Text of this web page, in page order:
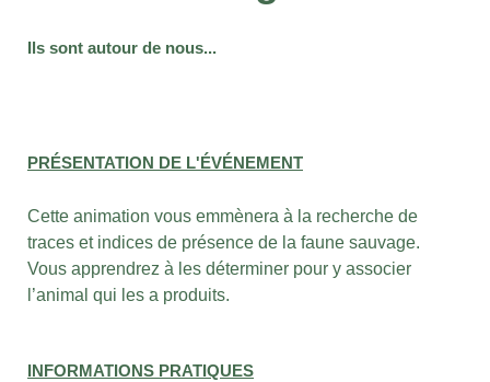
Ils sont autour de nous...
PRÉSENTATION DE L'ÉVÉNEMENT
Cette animation vous emmènera à la recherche de
traces et indices de présence de la faune sauvage.
Vous apprendrez à les déterminer pour y associer
l’animal qui les a produits.
INFORMATIONS PRATIQUES